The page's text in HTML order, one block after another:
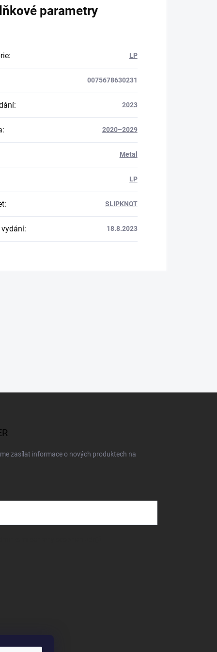
parametry
: LP
0075678630231
: 2023
: 2020–2029
Metal
LP
: SLIPKNOT
: 18.8.2023
zasílat informace o nových produktech na